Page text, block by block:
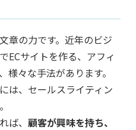
章の力です。近年のビジ
ECサイトを作る、アフィ
様々な手法があります。
は、セールスライティン
ば、 顧客が興味を持ち、